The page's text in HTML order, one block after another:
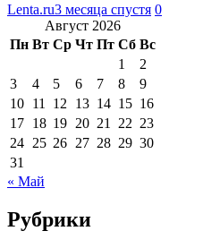
Lenta.ru3 месяца спустя 0
Август 2026
Пн Вт Ср Чт Пт Сб Вс
1
2
3
4 5 6 7 8
9
10 11 12 13 14 15 16
17 18 19 20 21 22 23
24 25 26 27 28 29 30
31
« Май
Рубрики